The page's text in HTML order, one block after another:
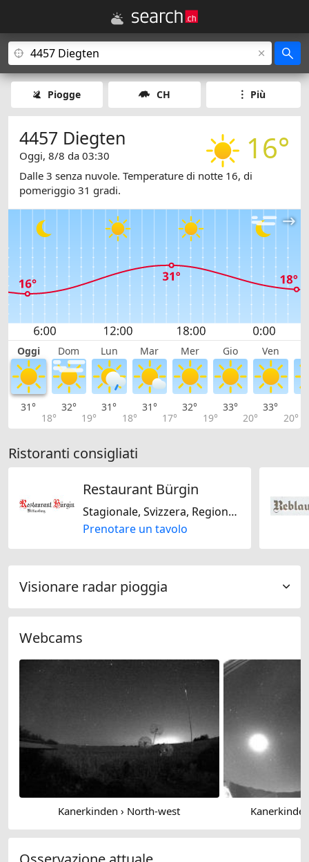
Piogge CH Più
16°
4457 Diegten
Oggi, 8/8 da 03:30
Dalle 3 senza nuvole. Temperature di notte 16, di
pomeriggio 31 gradi.
Oggi Dom Lun Mar Mer Gio Ven
31°
18°
32°
19°
31°
18°
31°
17°
32°
19°
33°
20°
33°
20°
Ristoranti consigliati
Restaurant Bürgin
Stagionale, Svizzera, Regionale, Senza glutine, Senza lattosio
Prenotare un tavolo
Visionare radar pioggia
Webcams
Kanerkinden › North-west